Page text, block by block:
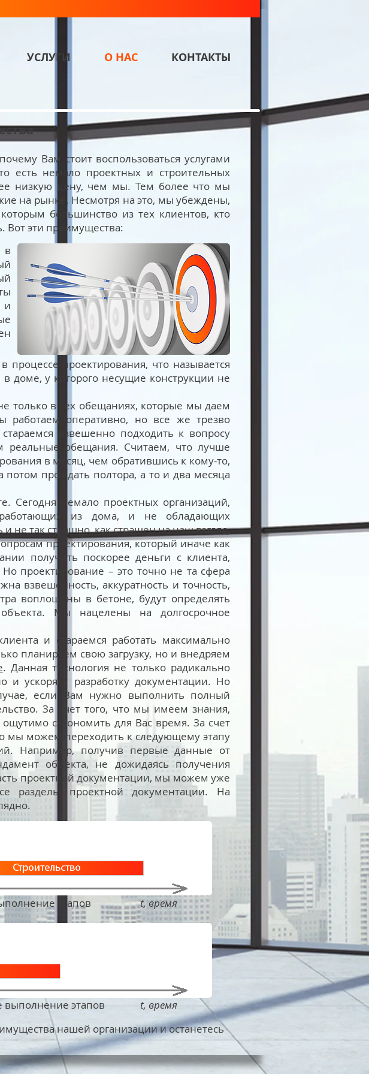
УСЛУГИ О НАС КОНТАКТЫ
Вам стоит воспользоваться услугами
есть немало проектных и строительных
низкую цену, чем мы. Тем более что мы
на рынке. Несмотря на это, мы убеждены,
большинство из тех клиентов, кто
Вот эти преимущества:
в
и
проектирования, что называется
доме, у которого несущие конструкции не
только в тех обещаниях, которые мы даем
оперативно, но все же трезво
взвешенно подходить к вопросу
реальные обещания. Считаем, что лучше
в месяц, чем обратившись к кому-то,
прождать полтора, а то и два месяца
Сегодня немало проектных организаций,
работающих из дома, и не обладающих
не так страшно, как страшен на наш взгляд,
проектирования, который иначе как
получить поскорее деньги с клиента,
проектирование – это точно не та сфера
взвешенность, аккуратность и точность,
воплощены в бетоне, будут определять
Мы нацелены на долгосрочное
и стараемся работать максимально
планируем свою загрузку, но и внедряем
. Данная технология не только радикально
ускоряет разработку документации. Но
если Вам нужно выполнить полный
За счет того, что мы имеем знания,
сэкономить для Вас время. За счет
мы можем переходить к следующему этапу
Например, получив первые данные от
объекта, не дожидаясь получения
проектной документации, мы можем уже
разделы проектной документации. На
этапов t, время
выполнение этапов
t, время
нашей организации и останетесь